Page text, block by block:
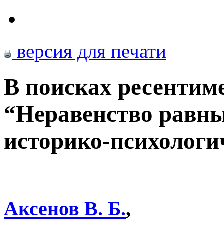
версия для печати
В поисках
“Неравенство
историко-
Аксенов В. Б.,